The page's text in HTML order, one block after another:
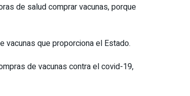
de salud comprar vacunas, porque
vacunas que proporciona el Estado.
de vacunas contra el covid-19,